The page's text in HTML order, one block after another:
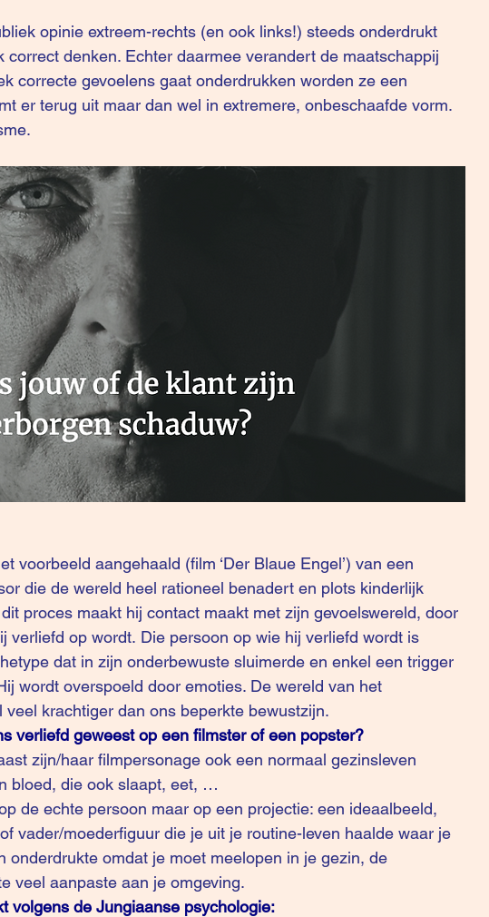
correct denken. Echter daarmee verandert de maatschappij
correcte gevoelens gaat onderdrukken worden ze een
er terug uit maar dan wel in extremere, onbeschaafde vorm.
die de wereld heel rationeel benadert en plots kinderlijk
proces maakt hij contact maakt met zijn gevoelswereld, door
verliefd op wordt. Die persoon op wie hij verliefd wordt is
dat in zijn onderbewuste sluimerde en enkel een trigger
wordt overspoeld door emoties. De wereld van het
krachtiger dan ons beperkte bewustzijn.
verliefd geweest op een filmster of een popster?
bloed, die ook slaapt, eet, …
vader/moederfiguur die je uit je routine-leven haalde waar je
onderdrukte omdat je moet meelopen in je gezin, de
veel aanpaste aan je omgeving.
volgens de Jungiaanse psychologie: